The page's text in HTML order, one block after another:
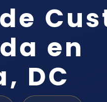
en
DC